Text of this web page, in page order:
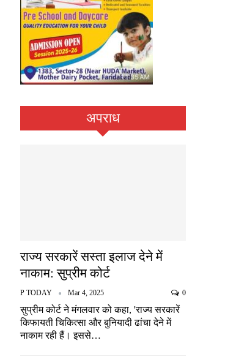
अपराध
राज्य सरकारें सस्ता इलाज देने में
नाकाम: सुप्रीम कोर्ट
P TODAY Mar 4, 2025 0
सुप्रीम कोर्ट ने मंगलवार को कहा, 'राज्य सरकारें
किफायती चिकित्सा और बुनियादी ढांचा देने में
नाकाम रही हैं। इससे…